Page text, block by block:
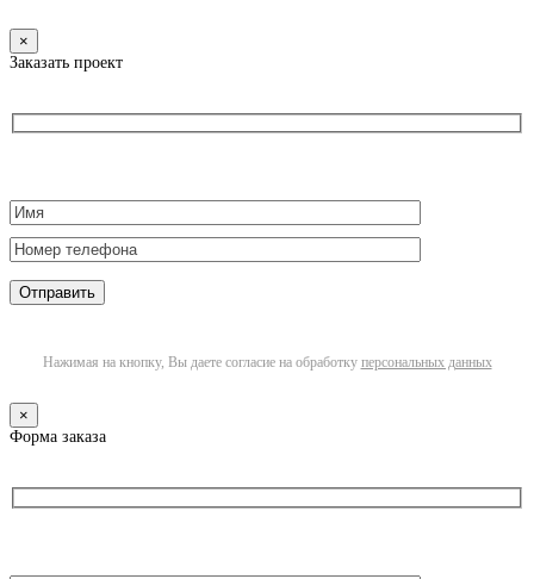
×
Заказать проект
Нажимая на кнопку, Вы даете согласие на обработку персональных данных
×
Форма заказа